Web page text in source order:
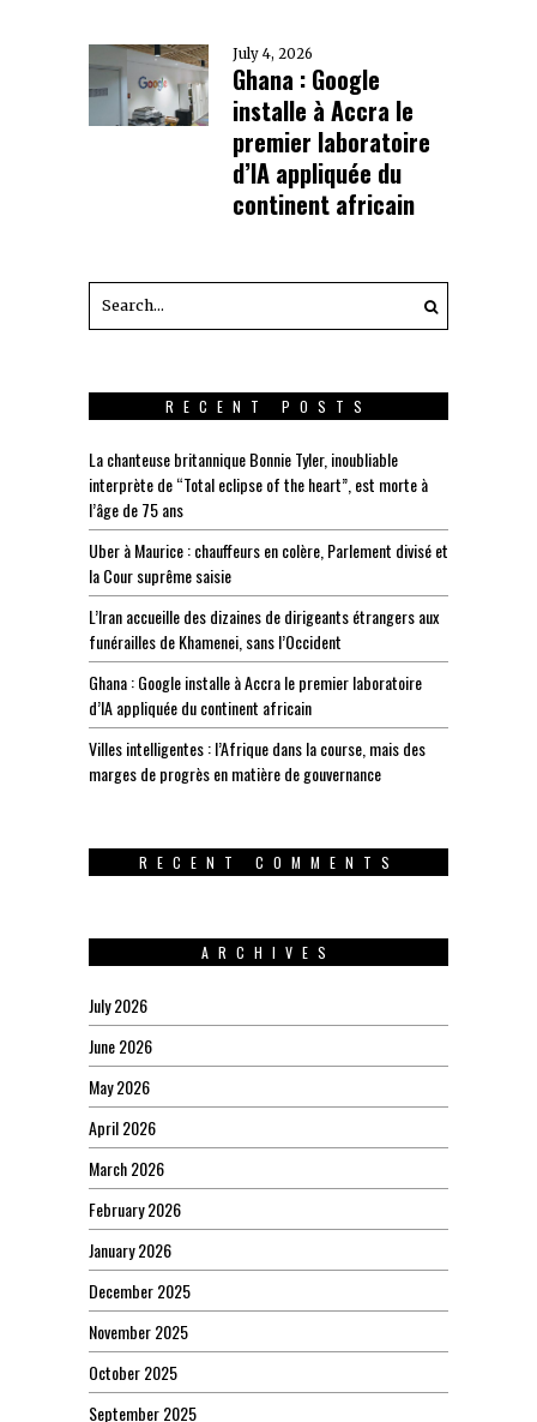
July 4, 2026
Ghana : Google
installe à Accra le
premier laboratoire
d’IA appliquée du
continent africain
RECENT POSTS
La chanteuse britannique Bonnie Tyler, inoubliable
interprète de “Total eclipse of the heart”, est morte à
l’âge de 75 ans
Uber à Maurice : chauffeurs en colère, Parlement divisé et
la Cour suprême saisie
L’Iran accueille des dizaines de dirigeants étrangers aux
funérailles de Khamenei, sans l’Occident
Ghana : Google installe à Accra le premier laboratoire
d’IA appliquée du continent africain
Villes intelligentes : l’Afrique dans la course, mais des
marges de progrès en matière de gouvernance
RECENT COMMENTS
ARCHIVES
July 2026
June 2026
May 2026
April 2026
March 2026
February 2026
January 2026
December 2025
November 2025
October 2025
September 2025